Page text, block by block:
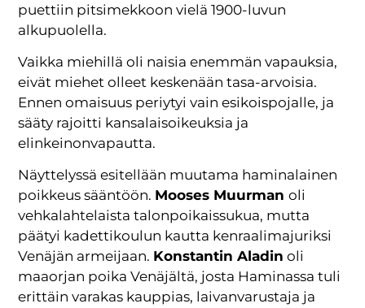
puettiin pitsimekkoon vielä 1900-luvun
alkupuolella.
Vaikka miehillä oli naisia enemmän vapauksia,
eivät miehet olleet keskenään tasa-arvoisia.
Ennen omaisuus periytyi vain esikoispojalle, ja
sääty rajoitti kansalaisoikeuksia ja
elinkeinonvapautta.
Näyttelyssä esitellään muutama haminalainen
poikkeus sääntöön. Mooses Muurmanoli
vehkalahtelaista talonpoikaissukua, mutta
päätyi kadettikoulun kautta kenraalimajuriksi
Venäjän armeijaan. Konstantin Aladin oli
maaorjan poika Venäjältä, josta Haminassa tuli
erittäin varakas kauppias, laivanvarustaja ja